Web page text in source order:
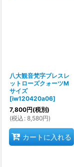
八大観音梵字ブレスレ
ットローズクォーツM
サイズ
[iw120420a06]
7,800円(税別)
(税込 : 8,580円)
カートに入れる